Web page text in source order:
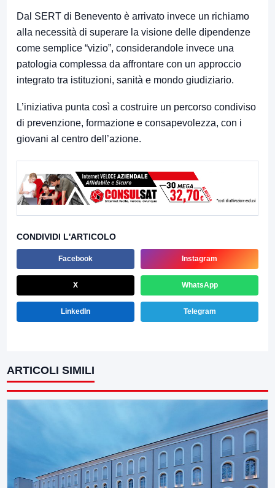
Dal SERT di Benevento è arrivato invece un richiamo
alla necessità di superare la visione delle dipendenze
come semplice “vizio”, considerandole invece una
patologia complessa da affrontare con un approccio
integrato tra istituzioni, sanità e mondo giudiziario.
L’iniziativa punta così a costruire un percorso condiviso
di prevenzione, formazione e consapevolezza, con i
giovani al centro dell’azione.
CONDIVIDI L'ARTICOLO
Facebook Instagram
X WhatsApp
LinkedIn Telegram
ARTICOLI SIMILI